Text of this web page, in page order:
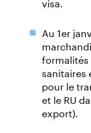
Au 1er
formalités
sanitaires
pour le
et le RU
export).